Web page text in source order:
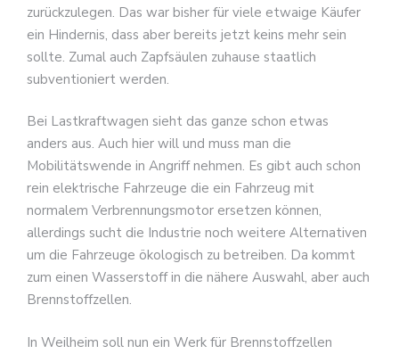
zurückzulegen. Das war bisher für viele etwaige Käufer
ein Hindernis, dass aber bereits jetzt keins mehr sein
sollte. Zumal auch Zapfsäulen zuhause staatlich
subventioniert werden.
Bei Lastkraftwagen sieht das ganze schon etwas
anders aus. Auch hier will und muss man die
Mobilitätswende in Angriff nehmen. Es gibt auch schon
rein elektrische Fahrzeuge die ein Fahrzeug mit
normalem Verbrennungsmotor ersetzen können,
allerdings sucht die Industrie noch weitere Alternativen
um die Fahrzeuge ökologisch zu betreiben. Da kommt
zum einen Wasserstoff in die nähere Auswahl, aber auch
Brennstoffzellen.
In Weilheim soll nun ein Werk für Brennstoffzellen